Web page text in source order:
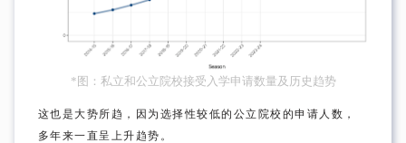
*图：私立和公立院校接受入学申请数量及历史趋势
这也是大势所趋，因为选择性较低的公立院校的申请人数，
多年来一直呈上升趋势。